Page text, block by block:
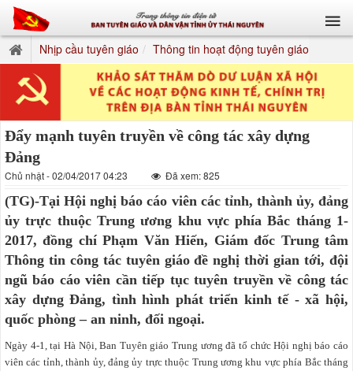
Nhịp cầu tuyên giáo Thông tin hoạt động tuyên giáo
Đẩy mạnh tuyên truyền về công tác xây dựng
Đảng
Chủ nhật - 02/04/2017 04:23 Đã xem: 825
(TG)-Tại Hội nghị báo cáo viên các tỉnh, thành ủy, đảng
ủy trực thuộc Trung ương khu vực phía Bắc tháng 1-
2017, đồng chí Phạm Văn Hiến, Giám đốc Trung tâm
Thông tin công tác tuyên giáo đề nghị thời gian tới, đội
ngũ báo cáo viên cần tiếp tục tuyên truyền về công tác
xây dựng Đảng, tình hình phát triển kinh tế - xã hội,
quốc phòng – an ninh, đối ngoại.
Ngày 4-1, tại Hà Nội, Ban Tuyên giáo Trung ương đã tổ chức Hội nghị báo cáo
viên các tỉnh, thành ủy, đảng ủy trực thuộc Trung ương khu vực phía Bắc tháng